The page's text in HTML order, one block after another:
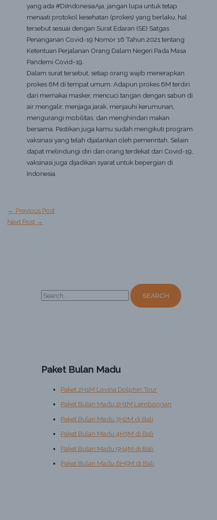
S
e
fPaket Bulan Madu
Paket 2H1M Lovina Dolphin Tour
Paket Bulan Madu 2H1M Lembongan
Paket Bulan Madu 3H2M di Bali
Paket Bulan Madu 4H3M di Bali
Paket Bulan Madu 5H4M di Bali
Paket Bulan Madu 6H5M di Bali
yang ada #DiIndonesiaAja, jangan lupa untuk tetap
menaati protokol kesehatan (prokes) yang berlaku, hal
tersebut sesuai dengan Surat Edaran (SE) Satgas
Penanganan Covid-19 Nomor 16 Tahun 2021 tentang
Ketentuan Perjalanan Orang Dalam Negeri Pada Masa
Pandemi Covid-19.
Dalam surat tersebut, setiap orang wajib menerapkan
prokes 6M di tempat umum. Adapun prokes 6M terdiri
dari memakai masker, mencuci tangan dengan sabun di
air mengalir, menjaga jarak, menjauhi kerumunan,
mengurangi mobilitas, dan menghindari makan
bersama. Pastikan juga kamu sudah mengikuti program
vaksinasi yang telah dijalankan oleh pemerintah. Selain
dapat melindungi diri dan orang terdekat dari Covid-19,
vaksinasi juga dijadikan syarat untuk bepergian di
Indonesia.
← Previous Post
Next Post →